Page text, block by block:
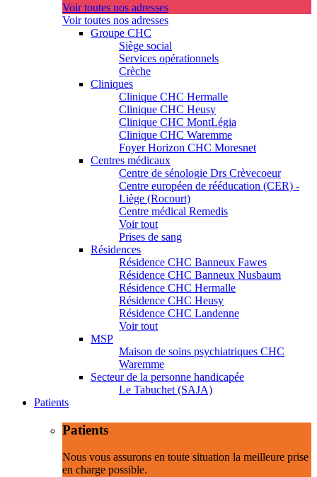
Voir toutes nos adresses
Voir toutes nos adresses
Groupe CHC
Siège social
Services opérationnels
Crèche
Cliniques
Clinique CHC Hermalle
Clinique CHC Heusy
Clinique CHC MontLégia
Clinique CHC Waremme
Foyer Horizon CHC Moresnet
Centres médicaux
Centre de sénologie Drs Crèvecoeur
Centre européen de rééducation (CER) -
Liège (Rocourt)
Centre médical Remedis
Voir tout
Prises de sang
Résidences
Résidence CHC Banneux Fawes
Résidence CHC Banneux Nusbaum
Résidence CHC Hermalle
Résidence CHC Heusy
Résidence CHC Landenne
Voir tout
MSP
Maison de soins psychiatriques CHC
Waremme
Secteur de la personne handicapée
Le Tabuchet (SAJA)
Patients
Patients
Nous vous assurons en toute situation la meilleure prise
en charge possible.